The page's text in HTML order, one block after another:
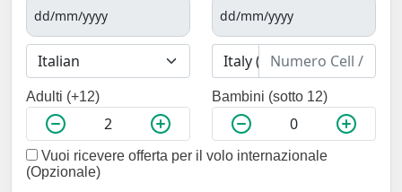
Adulti (+12) Bambini (sotto 12)
Vuoi ricevere offerta per il volo internazionale
(Opzionale)